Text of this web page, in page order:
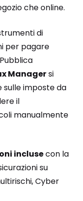
che online.
di
per pagare
Managersi
imposte da
il
manualmente
inclusecon la
su
Cyber